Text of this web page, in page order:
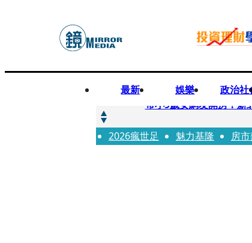
最新 娛樂 政治社
快訊
帶小9歲女網友開房！
快訊
natori再訪台北人氣爆
2026瘋世足 魅力基隆 房